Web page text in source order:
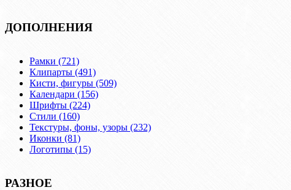
ДОПОЛНЕНИЯ
Рамки (721)
Клипарты (491)
Кисти, фигуры (509)
Календари (156)
Шрифты (224)
Стили (160)
Текстуры, фоны, узоры (232)
Иконки (81)
Логотипы (15)
РАЗНОЕ